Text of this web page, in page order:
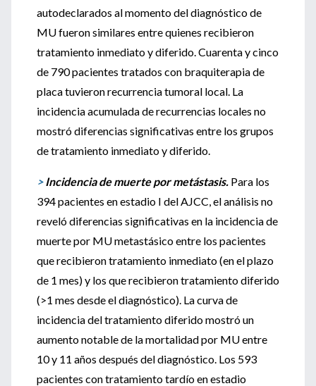
autodeclarados al momento del diagnóstico de
MU fueron similares entre quienes recibieron
tratamiento inmediato y diferido. Cuarenta y cinco
de 790 pacientes tratados con braquiterapia de
placa tuvieron recurrencia tumoral local. La
incidencia acumulada de recurrencias locales no
mostró diferencias significativas entre los grupos
de tratamiento inmediato y diferido.
>Incidencia de muerte por metástasis. Para los
394 pacientes en estadio I del AJCC, el análisis no
reveló diferencias significativas en la incidencia de
muerte por MU metastásico entre los pacientes
que recibieron tratamiento inmediato (en el plazo
de 1 mes) y los que recibieron tratamiento diferido
(>1 mes desde el diagnóstico). La curva de
incidencia del tratamiento diferido mostró un
aumento notable de la mortalidad por MU entre
10 y 11 años después del diagnóstico. Los 593
pacientes con tratamiento tardío en estadio